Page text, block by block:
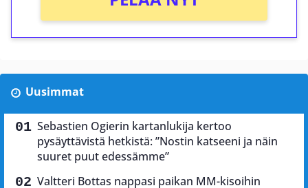
Uusimmat
Sebastien Ogierin kartanlukija kertoo
pysäyttävistä hetkistä: ”Nostin katseeni ja näin
suuret puut edessämme”
Valtteri Bottas nappasi paikan MM-kisoihin